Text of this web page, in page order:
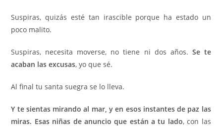
Suspiras, quizás esté tan irascible porque ha estado un
poco malito.
Suspiras, necesita moverse, no tiene ni dos años. Se te
acaban las excusas, yo que sé.
Al final tu santa suegra se lo lleva.
Y te sientas mirando al mar, y en esos instantes de paz las
miras. Esas niñas de anuncio que están a tu lado, con las